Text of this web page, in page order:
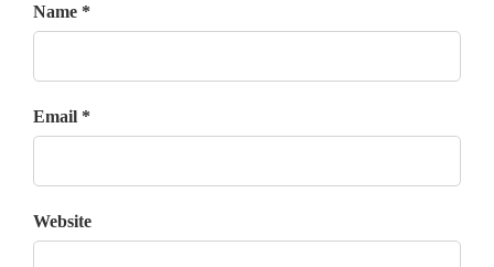
Name *
Email *
Website